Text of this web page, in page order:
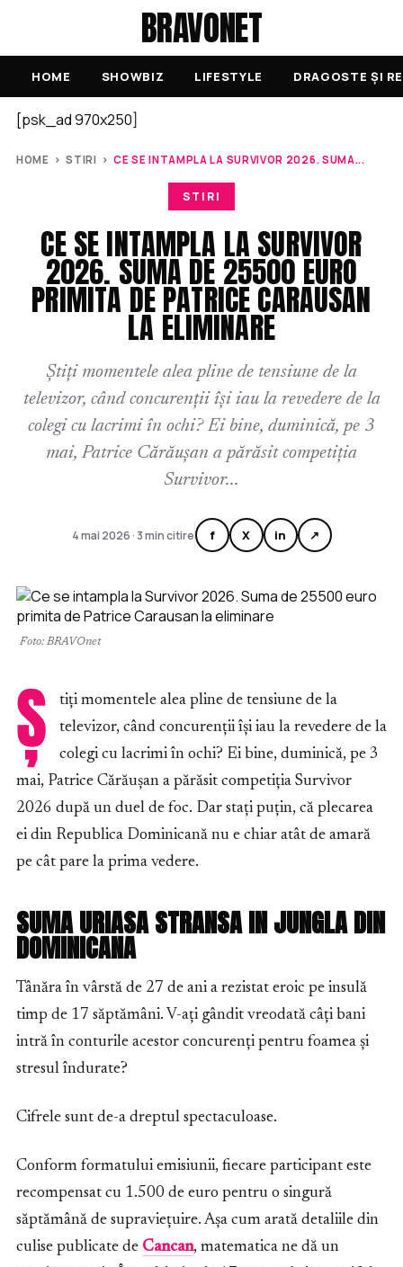
BRAVONET
HOME SHOWBIZ LIFESTYLE DRAGOSTE ȘI
[psk_ad 970x250]
HOME ›STIRI ›CE SE INTAMPLA LA SURVIVOR 2026. SUMA...
STIRI
CE SE INTAMPLA LA SURVIVOR
2026. SUMA DE 25500 EURO
PRIMITA DE PATRICE CARAUSAN
LA ELIMINARE
Știți momentele alea pline de tensiune de la
televizor, când concurenții își iau la revedere de la
colegi cu lacrimi în ochi? Ei bine, duminică, pe 3
mai, Patrice Cărăușan a părăsit competiția
Survivor...
4 mai 2026 · 3 min citire f X in ↗
Foto: BRAVOnet
Ș
tiți momentele alea pline de tensiune de la
televizor, când concurenții își iau la revedere de la
colegi cu lacrimi în ochi? Ei bine, duminică, pe 3
mai, Patrice Cărăușan a părăsit competiția Survivor
2026 după un duel de foc. Dar stați puțin, că plecarea
ei din Republica Dominicană nu e chiar atât de amară
pe cât pare la prima vedere.
SUMA URIASA STRANSA IN JUNGLA DIN
DOMINICANA
Tânăra în vârstă de 27 de ani a rezistat eroic pe insulă
timp de 17 săptămâni. V-ați gândit vreodată câți bani
intră în conturile acestor concurenți pentru foamea și
stresul îndurate?
Cifrele sunt de-a dreptul spectaculoase.
Conform formatului emisiunii, fiecare participant este
recompensat cu 1.500 de euro pentru o singură
săptămână de supraviețuire. Așa cum arată detaliile din
culise publicate de Cancan, matematica ne dă un